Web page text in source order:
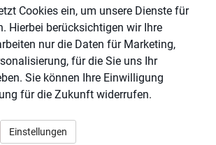
inkl. Innenraumerlebnis
schwarz
in 2 Höhen einstellbar, für
automatisch, mit LED-
Begrüßungs- und
Cookies ein, um unsere Dienste für
Hierbei berücksichtigen wir Ihre
nur die Daten für Marketing,
für die Sie uns Ihr
Sie können Ihre Einwilligung
für die Zukunft widerrufen.
Einstellungen